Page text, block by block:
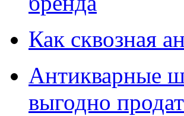
Как сквозная
Антикварные
выгодно